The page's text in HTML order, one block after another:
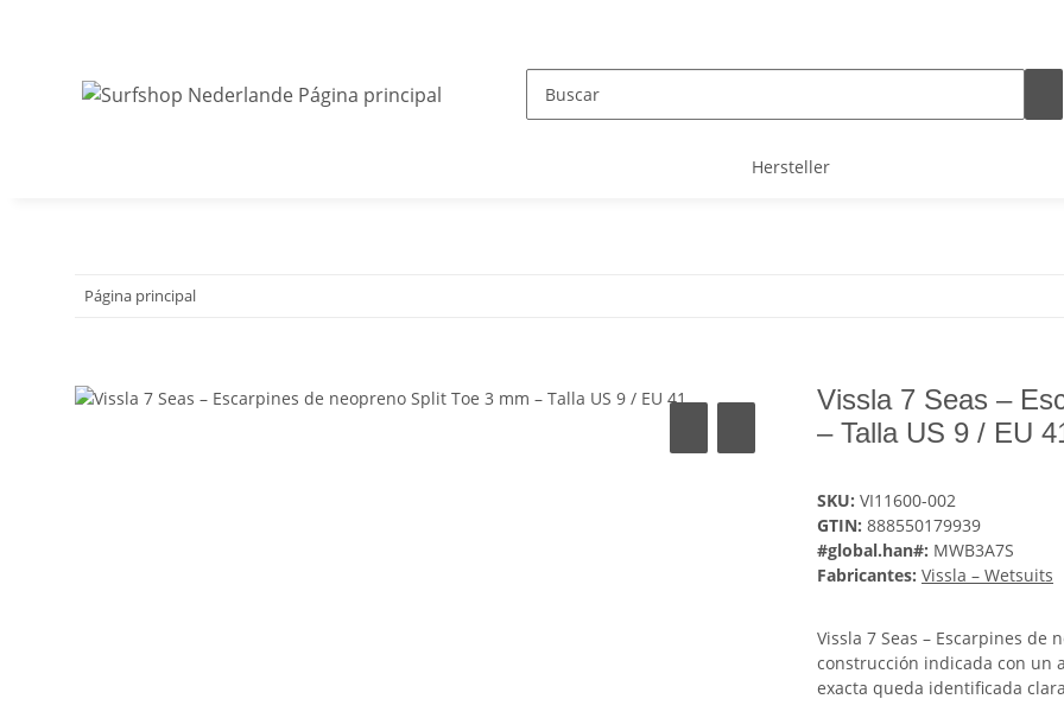
Hersteller
Página principal
Vissla 7 Seas –
– Talla US 9 / EU
SKU: VI11600-002
GTIN: 888550179939
#global.han#: MWB3A7S
Fabricantes: Vissla – Wetsuits
Vissla 7 Seas – Escarpines de
construcción indicada con un
exacta queda identificada